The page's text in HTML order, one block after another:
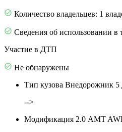
Количество владельцев: 1
Сведения об использовании в
Участие в ДТП
Не обнаружены
Тип кузова Внедорожник 5
-->
Модификация 2.0 AMT